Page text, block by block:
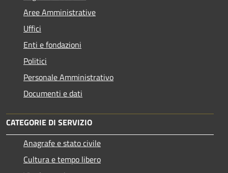
Aree Amministrative
Uffici
Enti e fondazioni
Politici
Personale Amministrativo
Documenti e dati
CATEGORIE DI SERVIZIO
Anagrafe e stato civile
Cultura e tempo libero